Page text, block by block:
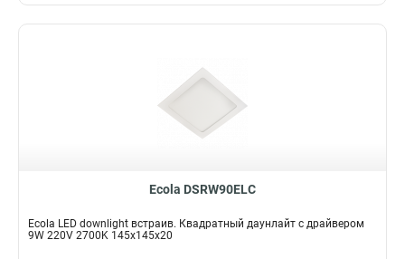
Ecola DSRW90ELC
Ecola LED downlight встраив. Квадратный даунлайт с драйвером
9W 220V 2700K 145x145x20